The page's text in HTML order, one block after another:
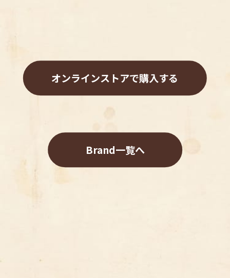
オンラインストアで購入する
Brand一覧へ